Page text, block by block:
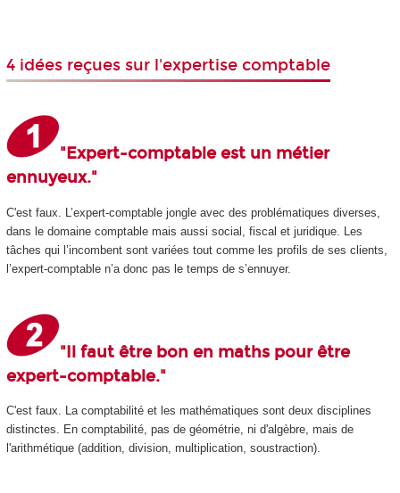
4 idées reçues sur l'expertise comptable
"Expert-comptable est un métier
ennuyeux."
C'est faux. L’expert-comptable jongle avec des problématiques diverses,
dans le domaine comptable mais aussi social, fiscal et juridique. Les
tâches qui l’incombent sont variées tout comme les profils de ses clients,
l’expert-comptable n’a donc pas le temps de s’ennuyer.
"Il faut être bon en maths pour être
expert-comptable."
C'est faux. La comptabilité et les mathématiques sont deux disciplines
distinctes. En comptabilité, pas de géométrie, ni d'algèbre, mais de
l'arithmétique (addition, division, multiplication, soustraction).